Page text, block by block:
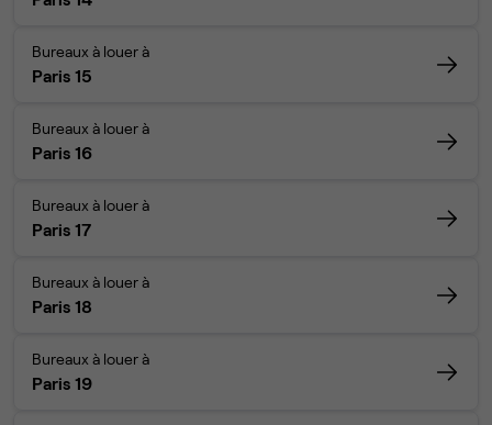
Bureaux à louer à
Paris 15
Bureaux à louer à
Paris 16
Bureaux à louer à
Paris 17
Bureaux à louer à
Paris 18
Bureaux à louer à
Paris 19